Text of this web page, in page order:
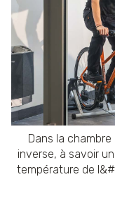
Dans la
inverse, à savoir
température de